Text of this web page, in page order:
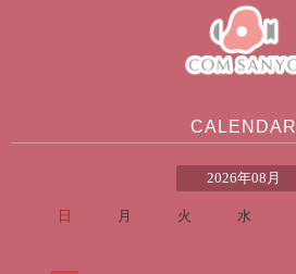
CALENDAR
2026年08月
日 月 火 水